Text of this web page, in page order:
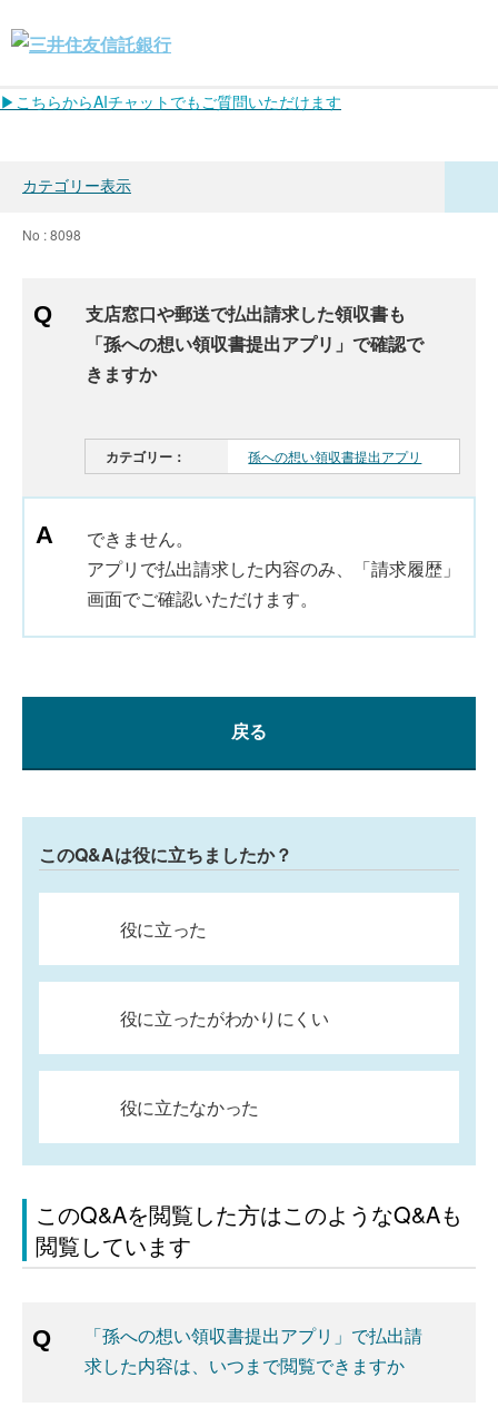
▶こちらからAIチャットでもご質問いただけます
カテゴリー表示
No : 8098
支店窓口や郵送で払出請求した領収書も
「孫への想い領収書提出アプリ」で確認で
きますか
カテゴリー： 孫への想い領収書提出アプリ
できません。
アプリで払出請求した内容のみ、「請求履歴」
画面でご確認いただけます。
戻る
このQ&Aは役に立ちましたか？
役に立った
役に立ったがわかりにくい
役に立たなかった
このQ&Aを閲覧した方はこのようなQ&Aも
閲覧しています
「孫への想い領収書提出アプリ」で払出請
求した内容は、いつまで閲覧できますか